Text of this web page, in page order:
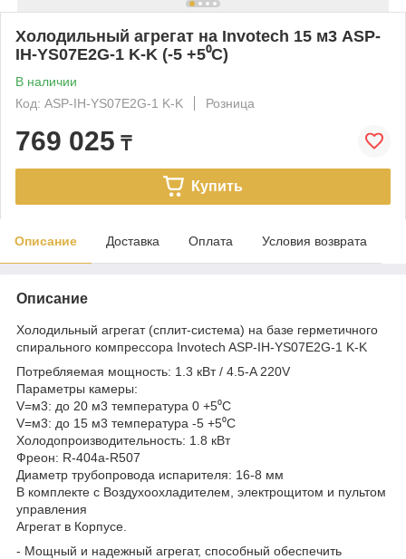
Холодильный агрегат на Invotech 15 м3 ASP-
IH-YS07E2G-1 K-K (-5 +5⁰С)
В наличии
Код: ASP-IH-YS07E2G-1 K-K
Розница
769 025 ₸
Купить
Описание Доставка Оплата Условия возврата
Описание
Холодильный агрегат (сплит-система) на базе герметичного
спирального компрессора Invotech ASP-IH-YS07E2G-1 K-K
Потребляемая мощность: 1.3 кВт / 4.5-A 220V
Параметры камеры:
V=м3: до 20 м3 температура 0 +5⁰С
V=м3: до 15 м3 температура -5 +5⁰С
Холодопроизводительность: 1.8 кВт
Фреон: R-404a-R507
Диаметр трубопровода испарителя: 16-8 мм
В комплекте с Воздухоохладителем, электрощитом и пультом
управления
Агрегат в Корпусе.
- Мощный и надежный агрегат, способный обеспечить